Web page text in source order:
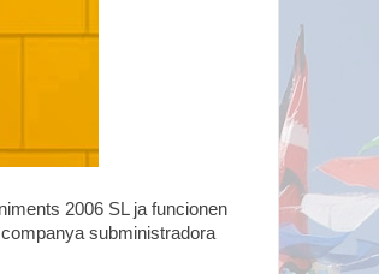
2006 SL ja funcionen
subministradora